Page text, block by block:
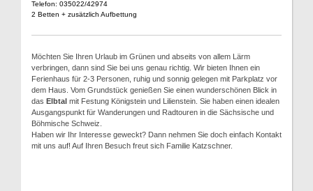
Telefon: 035022/42974
2 Betten + zusätzlich Aufbettung
Möchten Sie Ihren Urlaub im Grünen und abseits von allem Lärm
verbringen, dann sind Sie bei uns genau richtig. Wir bieten Ihnen ein
Ferienhaus für 2-3 Personen, ruhig und sonnig gelegen mit Parkplatz vor
dem Haus. Vom Grundstück genießen Sie einen wunderschönen Blick in
das Elbtal mit Festung Königstein und Lilienstein. Sie haben einen idealen
Ausgangspunkt für Wanderungen und Radtouren in die Sächsische und
Böhmische Schweiz.
Haben wir Ihr Interesse geweckt? Dann nehmen Sie doch einfach Kontakt
mit uns auf! Auf Ihren Besuch freut sich Familie Katzschner.